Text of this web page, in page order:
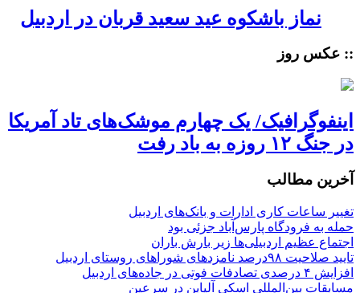
نماز باشکوه عید سعید قربان در اردبیل
:: عکس روز
اینفوگرافیک/ یک چهارم موشک‌های تاد آمریکا
در جنگ ۱۲ روزه به باد رفت
آخرین مطالب
تغییر ساعات کاری ادارات و بانک‌های اردبیل
حمله به فرودگاه پارس‌‌آباد جزئی بود
اجتماع عظیم اردبیلی‌ها زیر بارش باران
تایید صلاحیت ۹۸درصد نامزدهای شوراهای روستای اردبیل
افزایش ۴ درصدی تصادفات فوتی در جاده‌های اردبیل
مسابقات بین‌المللی اسکی آلپاین در سرعین